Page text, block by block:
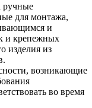
ручные
для монтажа,
и
и крепежных
изделия из
возникающие
во время